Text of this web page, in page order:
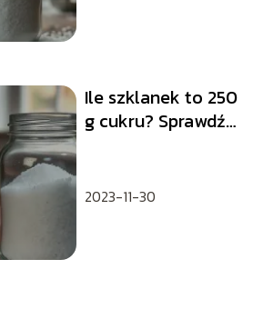
Ile szklanek to 250
g cukru? Sprawdź
2023-11-30